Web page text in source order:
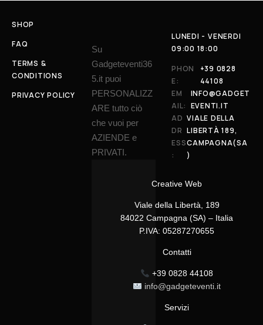
SHOP
FAQ
TERMS &
CONDITIONS
PRIVACY POLICY
Su
Gadgeteventi36
5.it puoi
PERSONALIZZ
ARE tutto ciò
che vuoi per
AZIENDE e
PRIVATI.
Creative Web
Viale della Libertà, 189
84022 Campagna (SA) – Italia
P.IVA: 05287270655
Contatti
+39 0828 44108
info@gadgeteventi.it
Servizi
LUNEDI - VENERDI
09:00 18:00
PHON
E:
+39 0828
44108
EM
AIL:
INFO@GADGET
EVENTI.IT
AD
DR
ESS
:
VIALE DELLA
LIBERTÀ 189,
CAMPAGNA(SA
)